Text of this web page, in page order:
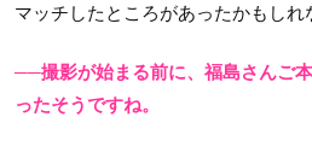
マッチしたところがあったかもしれ
──撮影が始まる前に、福島さんご
ったそうですね。